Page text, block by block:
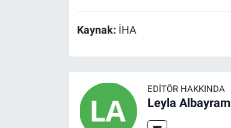
Kaynak: İHA
EDITÖR HAKKINDA
Leyla Albayram